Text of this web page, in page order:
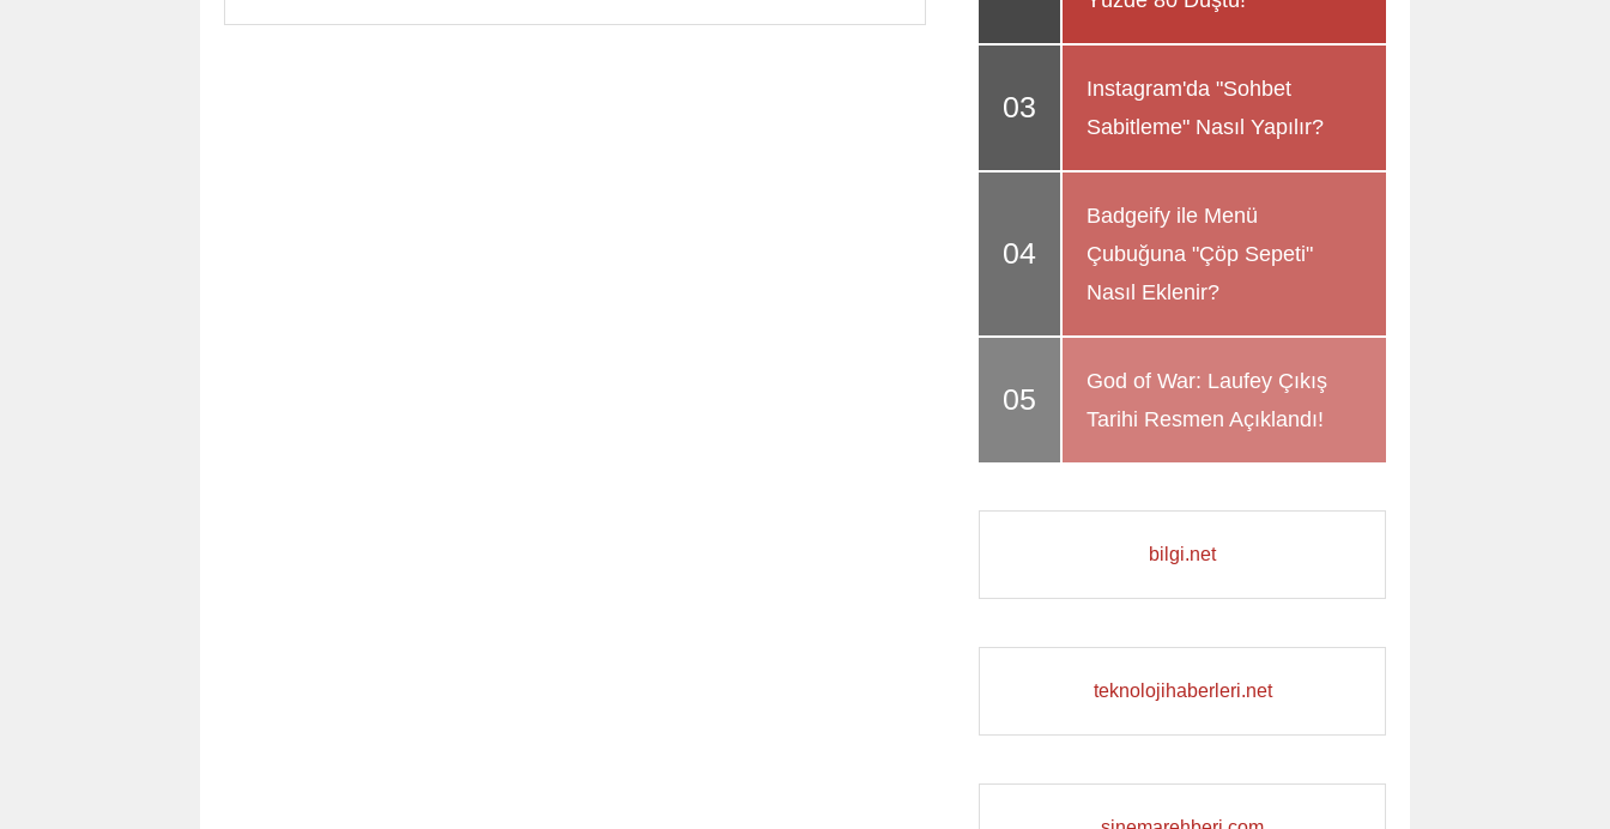
Instagram'da "Sohbet
Sabitleme" Nasıl Yapılır?
Badgeify ile Menü
Çubuğuna "Çöp Sepeti"
Nasıl Eklenir?
God of War: Laufey Çıkış
Tarihi Resmen Açıklandı!
bilgi.net
teknolojihaberleri.net